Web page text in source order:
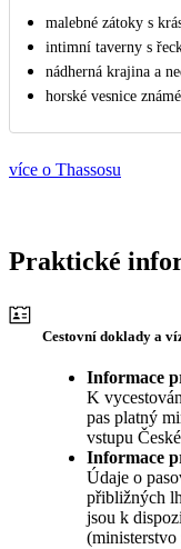
malebné zátoky s
intimní taverny s
nádherná krajina a
horské vesnice
více o Thassosu
Praktické
Cestovní doklady a
Informace
K
pas platný
vstupu
Informace
Údaje o
přibližných
jsou k